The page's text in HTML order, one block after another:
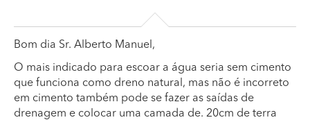
Bom dia Sr. Alberto Manuel,
O mais indicado para escoar a água seria sem cimento
que funciona como dreno natural, mas não é incorreto
em cimento também pode se fazer as saídas de
drenagem e colocar uma camada de. 20cm de terra